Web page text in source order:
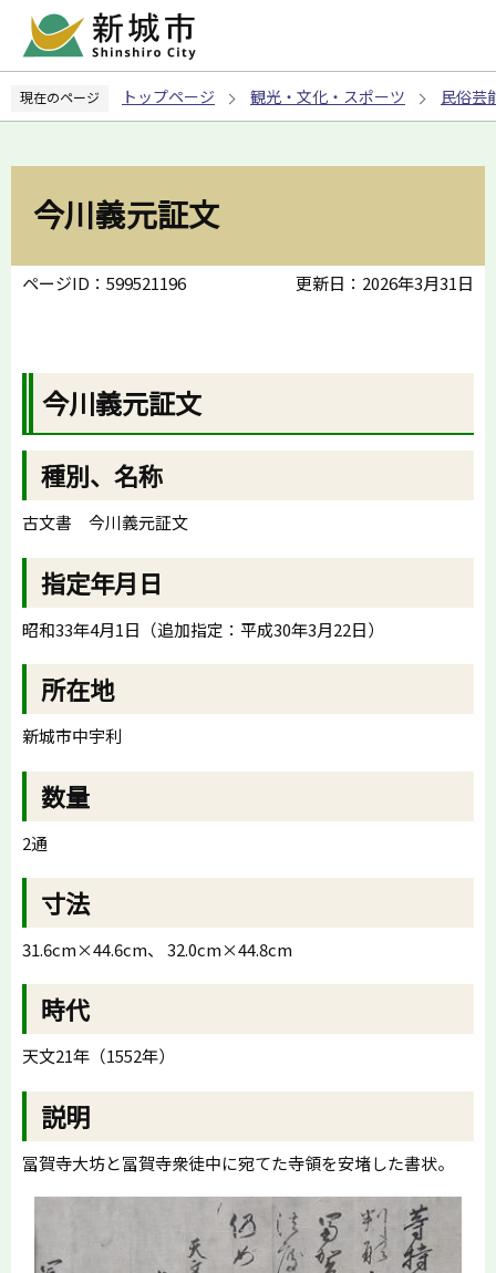
ペ
の
現在のページ トップページ 観光・文化・スポーツ 民俗芸
今川義元証文
ページID：599521196 更新日：2026年3月31日
今川義元証文
種別、名称
古文書 今川義元証文
指定年月日
昭和33年4月1日（追加指定：平成30年3月22日）
所在地
新城市中宇利
数量
2通
寸法
31.6cm×44.6cm、 32.0cm×44.8cm
時代
天文21年（1552年）
説明
冨賀寺大坊と冨賀寺衆徒中に宛てた寺領を安堵した書状。